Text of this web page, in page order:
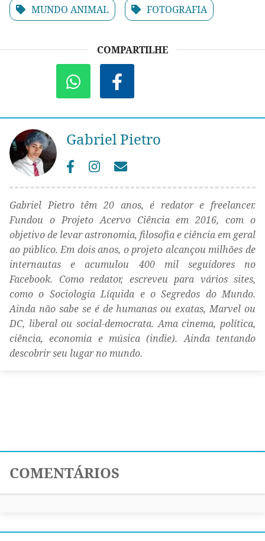
MUNDO ANIMAL FOTOGRAFIA
COMPARTILHE
Gabriel Pietro
Gabriel Pietro têm 20 anos, é redator e freelancer.
Fundou o Projeto Acervo Ciência em 2016, com o
objetivo de levar astronomia, filosofia e ciência em geral
ao público. Em dois anos, o projeto alcançou milhões de
internautas e acumulou 400 mil seguidores no
Facebook. Como redator, escreveu para vários sites,
como o Sociologia Líquida e o Segredos do Mundo.
Ainda não sabe se é de humanas ou exatas, Marvel ou
DC, liberal ou social-democrata. Ama cinema, política,
ciência, economia e música (indie). Ainda tentando
descobrir seu lugar no mundo.
COMENTÁRIOS